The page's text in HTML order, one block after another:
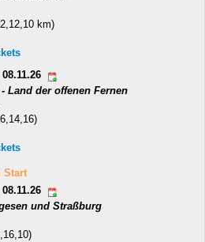
km)
Land der offenen Fernen
Start
und Straßburg